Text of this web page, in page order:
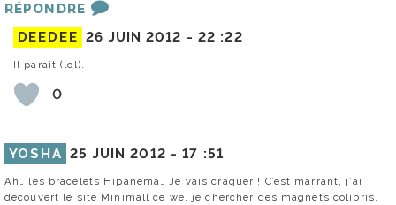
RÉPONDRE
DEEDEE 26 JUIN 2012 - 22 :22
Il parait (lol).
0
YOSHA 25 JUIN 2012 -17 :51
Ah… les bracelets Hipanema… Je vais craquer ! C’est marrant, j’ai
découvert le site Minimall ce we, je chercher des magnets colibris,